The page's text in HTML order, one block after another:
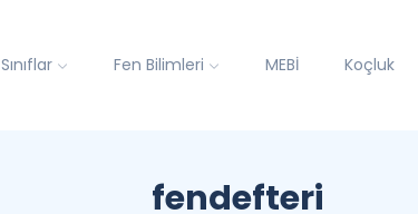
Sınıflar Fen Bilimleri MEBİ Koçluk
fendefteri